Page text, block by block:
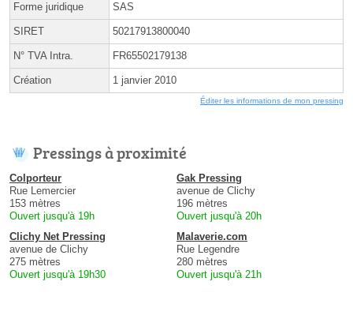
Forme juridique SAS
SIRET 50217913800040
N° TVA Intra. FR65502179138
Création 1 janvier 2010
Éditer les informations de mon pressing
Pressings à proximité
Colporteur
Rue Lemercier
153 mètres
Ouvert jusqu'à 19h
Gak Pressing
avenue de Clichy
196 mètres
Ouvert jusqu'à 20h
Clichy Net Pressing
avenue de Clichy
275 mètres
Ouvert jusqu'à 19h30
Malaverie.com
Rue Legendre
280 mètres
Ouvert jusqu'à 21h